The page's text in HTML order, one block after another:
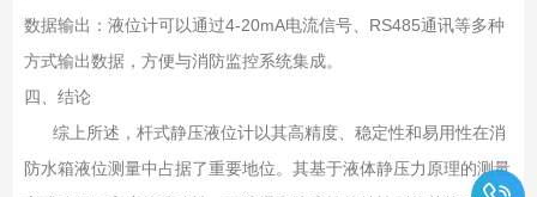
数据输出：液位计可以通过4-20mA电流信号、RS485通讯等多种
方式输出数据，方便与消防监控系统集成。
四、结论
综上所述，杆式静压液位计以其高精度、稳定性和易用性在消
防水箱液位测量中占据了重要地位。其基于液体静压力原理的测量